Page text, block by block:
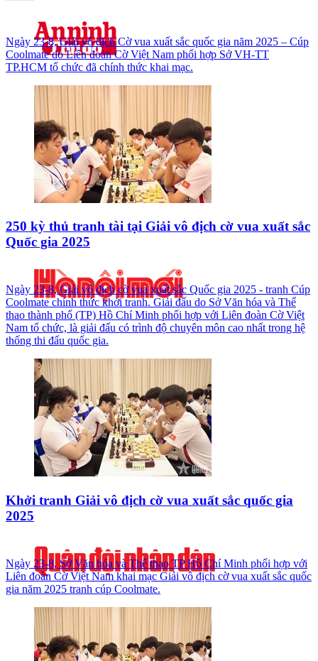
Ngày 23-8, Giải vô địch Cờ vua xuất sắc quốc gia năm 2025 – Cúp
Coolmate do Liên đoàn Cờ Việt Nam phối hợp Sở VH-TT
TP.HCM tổ chức đã chính thức khai mạc.
250 kỳ thủ tranh tài tại Giải vô địch cờ vua xuất sắc
Quốc gia 2025
Ngày 23-8, Giải vô địch cờ vua xuất sắc Quốc gia 2025 - tranh Cúp
Coolmate chính thức khởi tranh. Giải đấu do Sở Văn hóa và Thể
thao thành phố (TP) Hồ Chí Minh phối hợp với Liên đoàn Cờ Việt
Nam tổ chức, là giải đấu có trình độ chuyên môn cao nhất trong hệ
thống thi đấu quốc gia.
Khởi tranh Giải vô địch cờ vua xuất sắc quốc gia
2025
Ngày 23-8, Sở Văn hóa và Thể thao TP Hồ Chí Minh phối hợp với
Liên đoàn Cờ Việt Nam khai mạc Giải vô địch cờ vua xuất sắc quốc
gia năm 2025 tranh cúp Coolmate.